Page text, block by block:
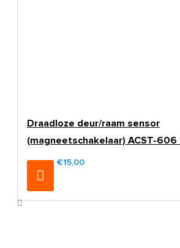
Draadloze deur/raam sensor
(magneetschakelaar) ACST-606
€19,95 €15,00